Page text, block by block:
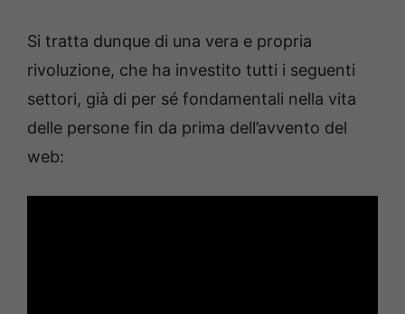
Si tratta dunque di una vera e propria
rivoluzione, che ha investito tutti i seguenti
settori, già di per sé fondamentali nella vita
delle persone fin da prima dell’avvento del
web: